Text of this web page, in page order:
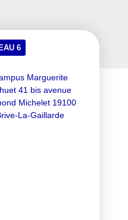
6
Marguerite
41 bis avenue
Michelet 19100
La-Gaillarde